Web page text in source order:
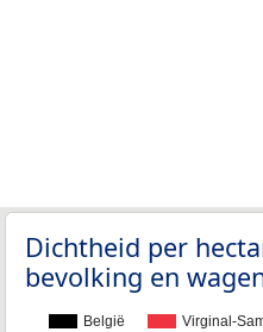
Dichtheid per
bevolking en
België Virginal-